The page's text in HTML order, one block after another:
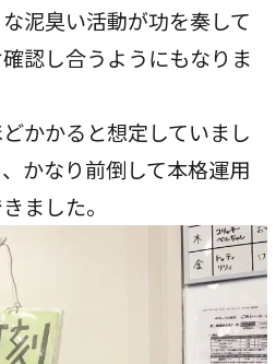
泥臭い活動が功を奏して
認し合うようにもなりま
かかると想定していまし
かなり前倒して本格運用
ました。